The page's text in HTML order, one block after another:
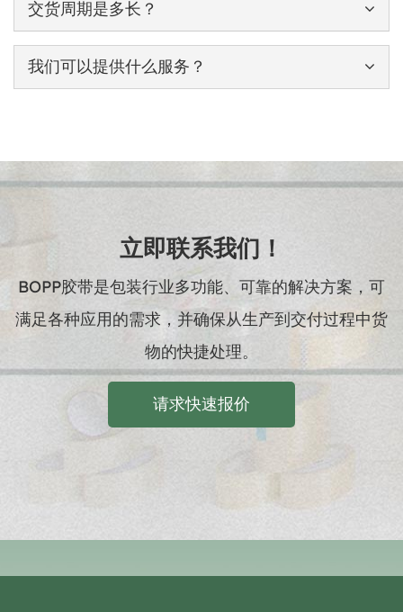
交货周期是多长？
我们可以提供什么服务？
立即联系我们！
BOPP胶带是包装行业多功能、可靠的解决方案，可
满足各种应用的需求，并确保从生产到交付过程中货
物的快捷处理。
请求快速报价